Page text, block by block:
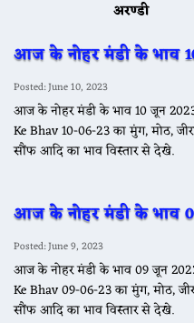
आज के नोहर मंडी के भाव
Posted: June 10, 2023
आज के नोहर मंडी के भाव 10 जून
Ke Bhav 10-06-23 का मुंग, मोठ,
सौंफ आदि का भाव विस्तार से देखे.
आज के नोहर मंडी के भाव
Posted: June 9, 2023
आज के नोहर मंडी के भाव 09 जून
Ke Bhav 09-06-23 का मुंग, मोठ,
सौंफ आदि का भाव विस्तार से देखे.